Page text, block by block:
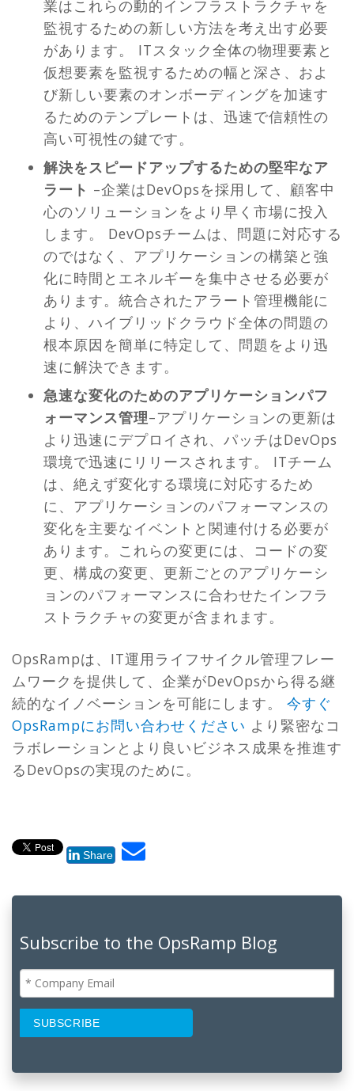
業はこれらの動的インフラストラクチャを
監視するための新しい方法を考え出す必要
があります。 ITスタック全体の物理要素と
仮想要素を監視するための幅と深さ、およ
び新しい要素のオンボーディングを加速す
るためのテンプレートは、迅速で信頼性の
高い可視性の鍵です。
解決をスピードアップするための堅牢なア
ラート –企業はDevOpsを採用して、顧客中
心のソリューションをより早く市場に投入
します。 DevOpsチームは、問題に対応する
のではなく、アプリケーションの構築と強
化に時間とエネルギーを集中させる必要が
あります。統合されたアラート管理機能に
より、ハイブリッドクラウド全体の問題の
根本原因を簡単に特定して、問題をより迅
速に解決できます。
急速な変化のためのアプリケーションパフ
ォーマンス管理–アプリケーションの更新は
より迅速にデプロイされ、パッチはDevOps
環境で迅速にリリースされます。 ITチーム
は、絶えず変化する環境に対応するため
に、アプリケーションのパフォーマンスの
変化を主要なイベントと関連付ける必要が
あります。これらの変更には、コードの変
更、構成の変更、更新ごとのアプリケーシ
ョンのパフォーマンスに合わせたインフラ
ストラクチャの変更が含まれます。
OpsRampは、IT運用ライフサイクル管理フレー
ムワークを提供して、企業がDevOpsから得る継
続的なイノベーションを可能にします。 今すぐ
OpsRampにお問い合わせください より緊密なコ
ラボレーションとより良いビジネス成果を推進す
るDevOpsの実現のために。
Share
Subscribe to the OpsRamp Blog